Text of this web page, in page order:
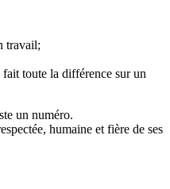
travail;
toute la différence sur un
un numéro.
humaine et fière de ses